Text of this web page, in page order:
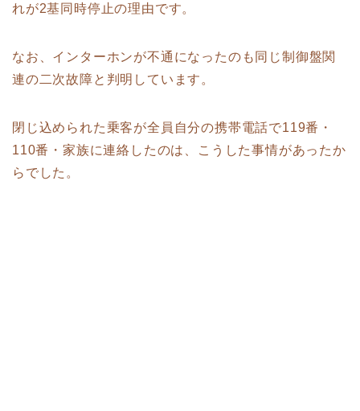
れが2基同時停止の理由です。
なお、インターホンが不通になったのも同じ制御盤関
連の二次故障と判明しています。
閉じ込められた乗客が全員自分の携帯電話で119番・
110番・家族に連絡したのは、こうした事情があったか
らでした。